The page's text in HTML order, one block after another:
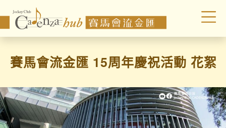
賽馬會流金匯 15周年慶祝活動 花絮